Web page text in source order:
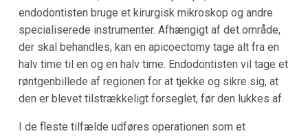
endodontisten bruge et kirurgisk mikroskop og andre
specialiserede instrumenter. Afhængigt af det område,
der skal behandles, kan en apicoectomy tage alt fra en
halv time til en og en halv time. Endodontisten vil tage et
røntgenbillede af regionen for at tjekke og sikre sig, at
den er blevet tilstrækkeligt forseglet, før den lukkes af.
I de fleste tilfælde udføres operationen som et